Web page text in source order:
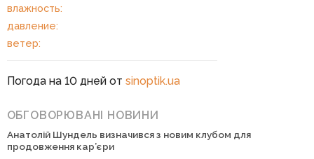
влажность:
давление:
ветер:
Погода на 10 дней от sinoptik.ua
ОБГОВОРЮВАНІ НОВИНИ
Анатолій Шундель визначився з новим клубом для
продовження кар’єри